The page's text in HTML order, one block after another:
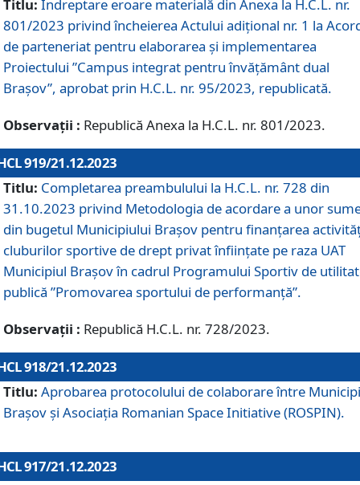
Titlu: Îndreptare eroare materială din Anexa la H.C.L. nr.
801/2023 privind încheierea Actului adițional nr. 1 la
de parteneriat pentru elaborarea și implementarea
Proiectului ”Campus integrat pentru învățământ dual
Brașov”, aprobat prin H.C.L. nr. 95/2023, republicată.
Observații : Republică Anexa la H.C.L. nr. 801/2023.
919/21.12.2023
Titlu: Completarea preambulului la H.C.L. nr. 728 din
31.10.2023 privind Metodologia de acordare a unor
din bugetul Municipiului Brașov pentru finanțarea
cluburilor sportive de drept privat înființate pe raza UAT
Municipiul Brașov în cadrul Programului Sportiv de
publică ”Promovarea sportului de performanță”.
Observații : Republică H.C.L. nr. 728/2023.
918/21.12.2023
Titlu: Aprobarea protocolului de colaborare între
Brașov și Asociația Romanian Space Initiative (ROSPIN).
917/21.12.2023